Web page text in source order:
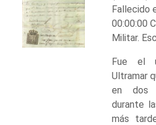
Fallecido
00:00:00
Militar.
Fue el
Ultramar
en dos
durante
más